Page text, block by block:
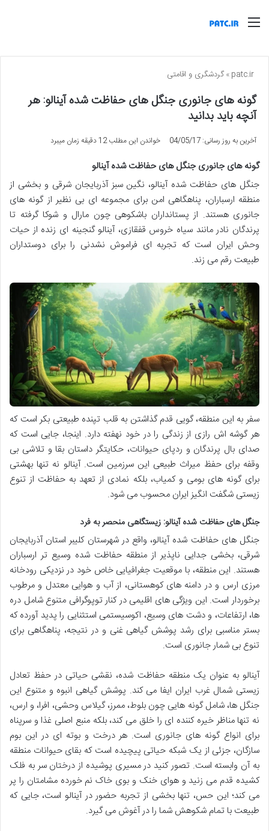
منو
»گردشگری و اقامتی
گونه های جانوری جنگل های حفاظت شده آینالو: هر
آنچه باید بدانید
آخرین به روز رسانی: 04/05/17 خواندن این مطلب 12 دقیقه زمان میبرد
گونه های جانوری جنگل های حفاظت شده آینالو
جنگل های حفاظت شده آینالو، نگین سبز آذربایجان شرقی و بخشی از
منطقه ارسباران، پناهگاهی امن برای مجموعه ای بی نظیر از گونه های
جانوری هستند. از پستانداران باشکوهی چون مارال و شوکا گرفته تا
پرندگان نادر مانند سیاه خروس قفقازی، آینالو گنجینه ای زنده از حیات
وحش ایران است که تجربه ای فراموش نشدنی را برای دوستداران
طبیعت رقم می زند.
سفر به این منطقه، گویی قدم گذاشتن به قلب تپنده طبیعتی بکر است که
هر گوشه اش رازی از زندگی را در خود نهفته دارد. اینجا، جایی است که
صدای بال پرندگان و ردپای حیوانات، حکایتگر داستان بقا و تلاشی بی
وقفه برای حفظ میراث طبیعی این سرزمین است. آینالو نه تنها بهشتی
برای گونه های بومی و کمیاب، بلکه نمادی از تعهد به حفاظت از تنوع
زیستی شگفت انگیز ایران محسوب می شود.
جنگل های حفاظت شده آینالو: زیستگاهی منحصر به فرد
جنگل های حفاظت شده آینالو، واقع در شهرستان کلیبر استان آذربایجان
شرقی، بخشی جدایی ناپذیر از منطقه حفاظت شده وسیع تر ارسباران
هستند. این منطقه، با موقعیت جغرافیایی خاص خود در نزدیکی رودخانه
مرزی ارس و در دامنه های کوهستانی، از آب و هوایی معتدل و مرطوب
برخوردار است. این ویژگی های اقلیمی در کنار توپوگرافی متنوع شامل دره
ها، ارتفاعات، و دشت های وسیع، اکوسیستمی استثنایی را پدید آورده که
بستر مناسبی برای رشد پوشش گیاهی غنی و در نتیجه، پناهگاهی برای
تنوع بی شمار جانوری است.
آینالو به عنوان یک منطقه حفاظت شده، نقشی حیاتی در حفظ تعادل
زیستی شمال غرب ایران ایفا می کند. پوشش گیاهی انبوه و متنوع این
جنگل ها، شامل گونه هایی چون بلوط، ممرز، گیلاس وحشی، افرا، و ارس،
نه تنها مناظر خیره کننده ای را خلق می کند، بلکه منبع اصلی غذا و سرپناه
برای انواع گونه های جانوری است. هر درخت و بوته ای در این بوم
سازگان، جزئی از یک شبکه حیاتی پیچیده است که بقای حیوانات منطقه
به آن وابسته است. تصور کنید در مسیری پوشیده از درختان سر به فلک
کشیده قدم می زنید و هوای خنک و بوی خاک نم خورده مشامتان را پر
می کند؛ این حس، تنها بخشی از تجربه حضور در آینالو است، جایی که
طبیعت با تمام شکوهش شما را در آغوش می گیرد.